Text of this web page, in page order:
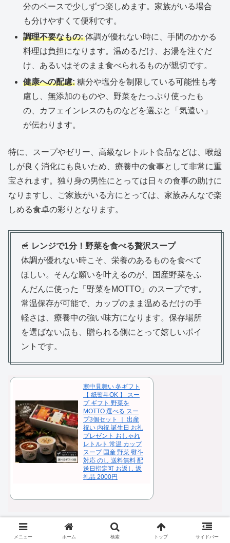
分のペースで少しずつ楽しめます。家族がいる場合
も分けやすくて便利です。
調理不要なもの: 体調が優れない時に、手間のかかる
料理は負担になります。温めるだけ、お湯を注ぐだ
け、あるいはそのまま食べられるものが親切です。
健康への配慮: 糖分や塩分を制限している可能性も考
慮し、無添加のものや、野菜をたっぷり使ったも
の、カフェインレスのものなどを選ぶと「気遣い」
が伝わります。
特に、スープやゼリー、高級なレトルト食品などは、喉越
しが良く消化にも良いため、療養中の食事として非常に重
宝されます。独り身の男性にとっては日々の食事の助けに
なりますし、ご家族がいる方にとっては、家族みんなで楽
しめる食卓の彩りとなります。
🥣 レンジで1分！野菜を食べる贅沢スープ
体調が優れない時こそ、栄養のあるものを食べて
ほしい。そんな願いを叶えるのが、国産野菜をふ
んだんに使った「野菜をMOTTO」のスープです。
常温保存が可能で、カップのまま温めるだけの手
軽さは、療養中の強い味方になります。保存場所
を選ばない点も、贈られる側にとって嬉しいポイ
ントです。
寒中見舞い 冬ギフト
【 紙熨斗OK 】 スー
プ ギフト 野菜を
MOTTO 選べる スー
プ3個セット ｜ 出産
祝い 内祝 誕生日 お礼
プレゼント おしゃれ
レトルト 常温 カップ
スープ 国産 野菜 熨斗
対応 のし 送料無料 配
送日指定可 お返し 返
礼品 2000円
病気退職の男性へ贈る年齢別プレゼント
メニュー ホーム 検索 トップ サイドバー